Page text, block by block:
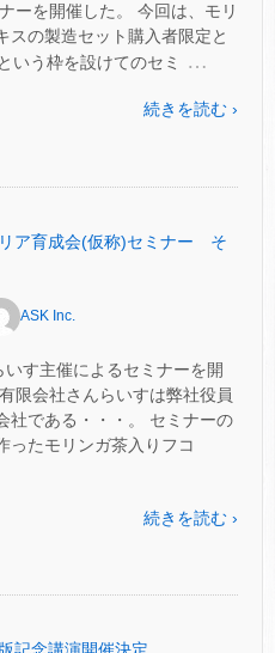
ーを開催した。 今回は、モリ
スの製造セット購入者限定と
いう枠を設けてのセミ
…
続きを読む ›
ア育成会(仮称)セミナー そ
ASK Inc.
す主催によるセミナーを開
限会社さんらいすは弊社役員
社である・・・。 セミナーの
ったモリンガ茶入りフコ
続きを読む ›